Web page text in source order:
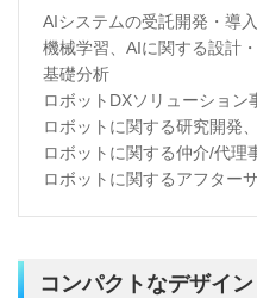
AIシステムの受託開発・導
機械学習、AIに関する設計
基礎分析
ロボットDXソリューション
ロボットに関する研究開発
ロボットに関する仲介/代理
ロボットに関するアフター
コンパクトなデザイ